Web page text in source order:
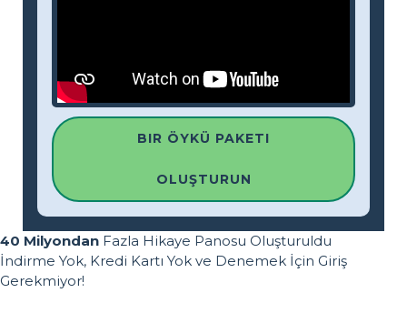
BIR ÖYKÜ PAKETI
OLUŞTURUN
40 Milyondan Fazla Hikaye Panosu Oluşturuldu
İndirme Yok, Kredi Kartı Yok ve Denemek İçin Giriş
Gerekmiyor!